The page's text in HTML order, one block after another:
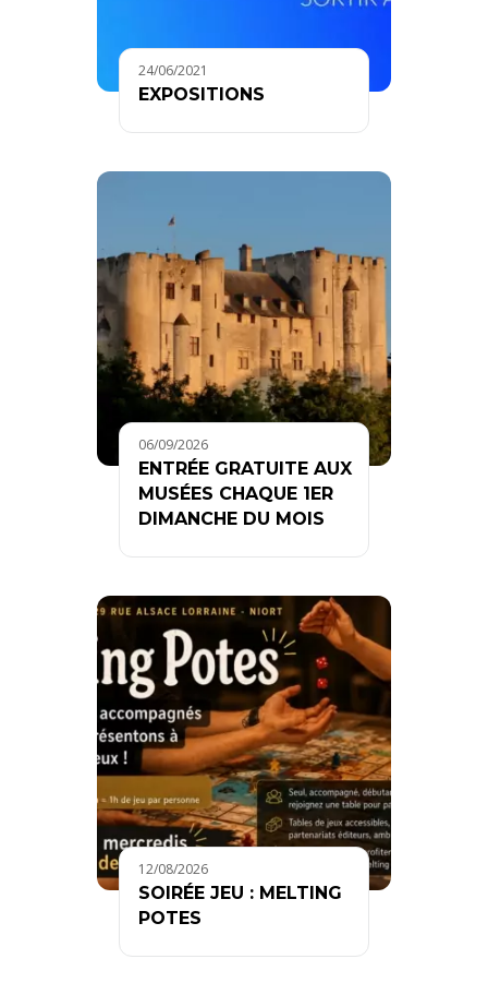
24/06/2021
EXPOSITIONS
06/09/2026
ENTRÉE GRATUITE AUX
MUSÉES CHAQUE 1ER
DIMANCHE DU MOIS
12/08/2026
SOIRÉE JEU : MELTING
POTES